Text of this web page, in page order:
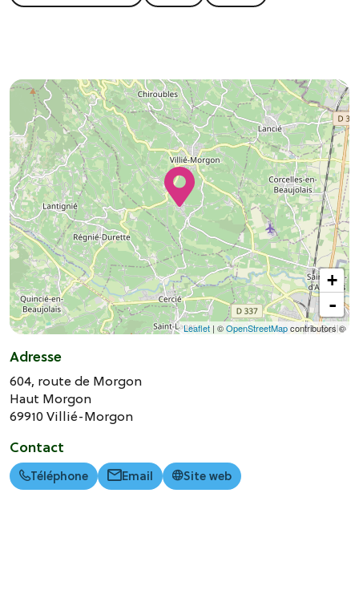
+
-
Leaflet | ©OpenStreetMapcontributors ©
Adresse
604, route de Morgon
Haut Morgon
69910Villié-Morgon
Contact
Téléphone Email Site web